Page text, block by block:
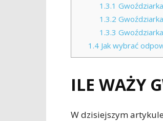
1.3.1
1.3.2
1.3.3
1.4Jak wybrać
ILE WAŻY
W dzisiejszym